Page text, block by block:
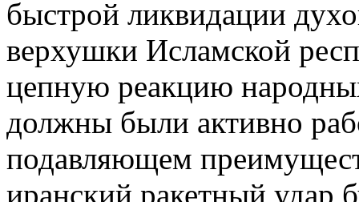
быстрой ликвидации
верхушки Исламской
цепную реакцию
должны были активно
подавляющем
иранский ракетный